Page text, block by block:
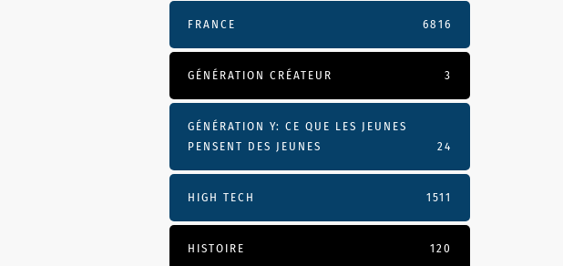
FRANCE 6816
GÉNÉRATION CRÉATEUR 3
GÉNÉRATION Y: CE QUE LES JEUNES
PENSENT DES JEUNES
24
HIGH TECH 1511
HISTOIRE 120